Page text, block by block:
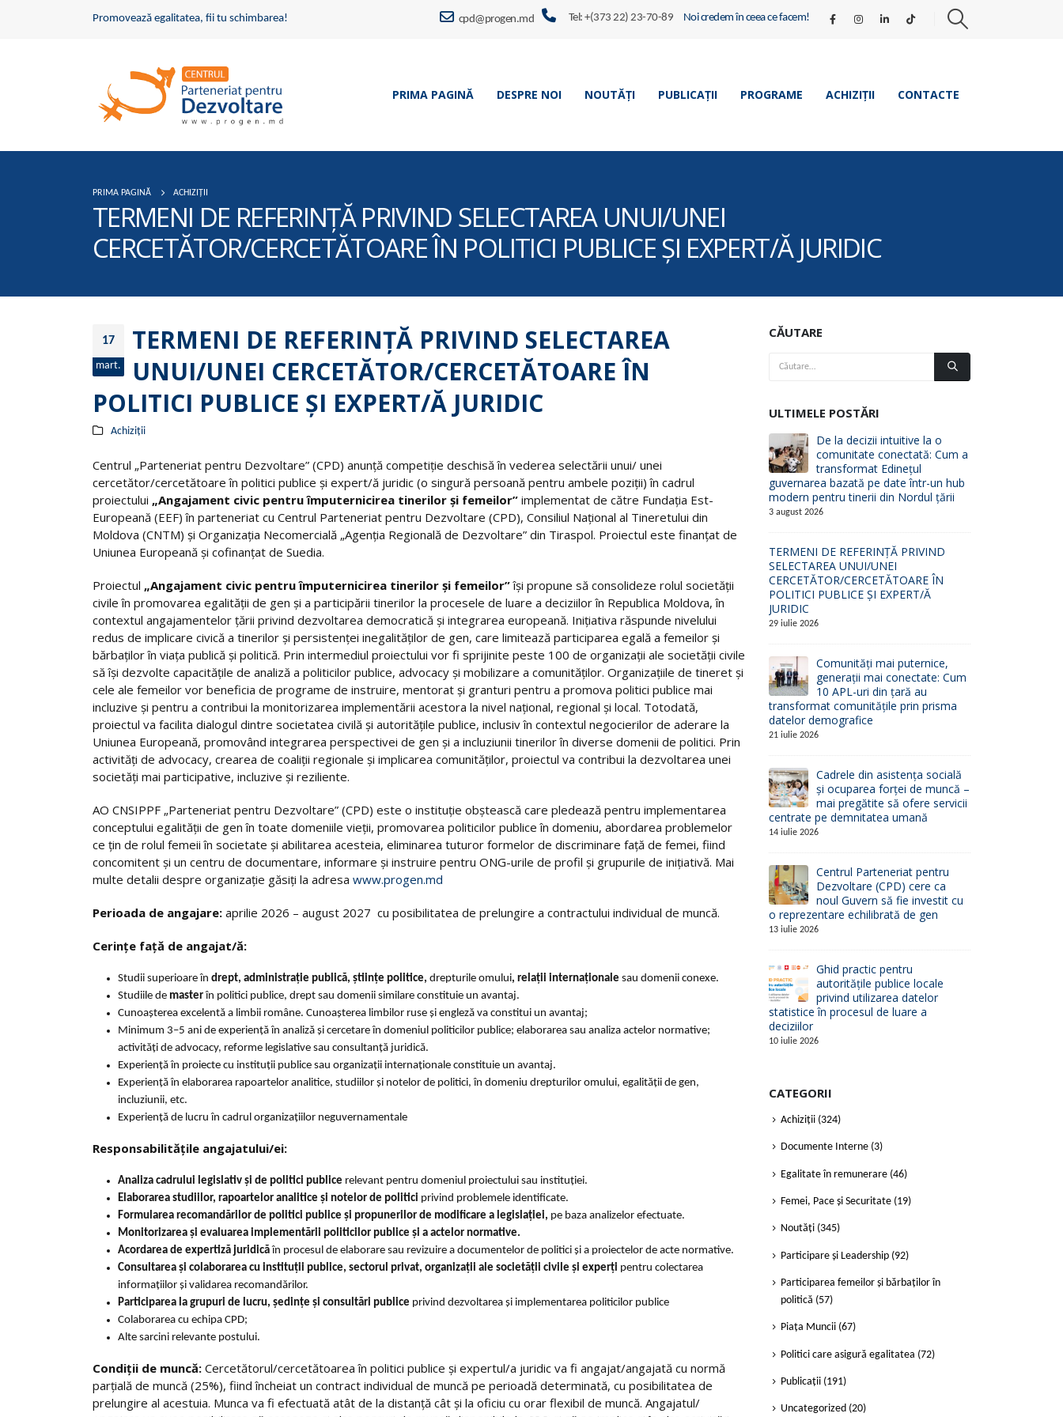
Promovează egalitatea, fii tu schimbarea! cpd@progen.md Tel: +(373 22) 23-70-89 Noi credem în ceea ce facem!
PRIMA PAGINĂ DESPRE NOI NOUTĂȚI PUBLICAȚII PROGRAME ACHIZIȚII CONTACTE
PRIMA PAGINĂ ACHIZIȚII
TERMENI DE REFERINȚĂ PRIVIND SELECTAREA UNUI/UNEI
CERCETĂTOR/CERCETĂTOARE ÎN POLITICI PUBLICE ȘI EXPERT/Ă JURIDIC
17
mart.
TERMENI DE REFERINȚĂ PRIVIND SELECTAREA
UNUI/UNEI CERCETĂTOR/CERCETĂTOARE ÎN
POLITICI PUBLICE ȘI EXPERT/Ă JURIDIC
Achiziții
Centrul „Parteneriat pentru Dezvoltare” (CPD) anunță competiție deschisă în vederea selectării unui/ unei
cercetător/cercetătoare în politici publice și expert/ă juridic (o singură persoană pentru ambele poziții) în cadrul
proiectului „Angajament civic pentru împuternicirea tinerilor și femeilor” implementat de către Fundația Est-
Europeană (EEF) în parteneriat cu Centrul Parteneriat pentru Dezvoltare (CPD), Consiliul Național al Tineretului din
Moldova (CNTM) și Organizația Necomercială „Agenția Regională de Dezvoltare” din Tiraspol. Proiectul este finanțat de
Uniunea Europeană și cofinanțat de Suedia.
Proiectul „Angajament civic pentru împuternicirea tinerilor și femeilor”își propune să consolideze rolul societății
civile în promovarea egalității de gen și a participării tinerilor la procesele de luare a deciziilor în Republica Moldova, în
contextul angajamentelor țării privind dezvoltarea democratică și integrarea europeană. Inițiativa răspunde nivelului
redus de implicare civică a tinerilor și persistenței inegalităților de gen, care limitează participarea egală a femeilor și
bărbaților în viața publică și politică. Prin intermediul proiectului vor fi sprijinite peste 100 de organizații ale societății civile
să își dezvolte capacitățile de analiză a politicilor publice, advocacy și mobilizare a comunităților. Organizațiile de tineret și
cele ale femeilor vor beneficia de programe de instruire, mentorat și granturi pentru a promova politici publice mai
incluzive și pentru a contribui la monitorizarea implementării acestora la nivel național, regional și local. Totodată,
proiectul va facilita dialogul dintre societatea civilă și autoritățile publice, inclusiv în contextul negocierilor de aderare la
Uniunea Europeană, promovând integrarea perspectivei de gen și a incluziunii tinerilor în diverse domenii de politici. Prin
activități de advocacy, crearea de coaliții regionale și implicarea comunităților, proiectul va contribui la dezvoltarea unei
societăți mai participative, incluzive și reziliente.
AO CNSIPPF „Parteneriat pentru Dezvoltare” (CPD) este o instituție obștească care pledează pentru implementarea
conceptului egalității de gen în toate domeniile vieții, promovarea politicilor publice în domeniu, abordarea problemelor
ce ţin de rolul femeii în societate şi abilitarea acesteia, eliminarea tuturor formelor de discriminare faţă de femei, fiind
concomitent şi un centru de documentare, informare şi instruire pentru ONG-urile de profil şi grupurile de inițiativă. Mai
multe detalii despre organizație găsiți la adresa www.progen.md
Perioada de angajare: aprilie 2026 – august 2027 cu posibilitatea de prelungire a contractului individual de muncă.
Cerințe față de angajat/ă:
Studii superioare în drept, administrație publică, științe politice, drepturile omului, relații internaționale sau domenii conexe.
Studiile de masterîn politici publice, drept sau domenii similare constituie un avantaj.
Cunoașterea excelentă a limbii române. Cunoașterea limbilor ruse și engleză va constitui un avantaj;
Minimum 3–5 ani de experiență în analiză și cercetare în domeniul politicilor publice; elaborarea sau analiza actelor normative;
activități de advocacy, reforme legislative sau consultanță juridică.
Experiență în proiecte cu instituții publice sau organizații internaționale constituie un avantaj.
Experiență în elaborarea rapoartelor analitice, studiilor și notelor de politici, în domeniu drepturilor omului, egalității de gen,
incluziunii, etc.
Experiență de lucru în cadrul organizațiilor neguvernamentale
Responsabilitățile angajatului/ei:
Analiza cadrului legislativ și de politici publice relevant pentru domeniul proiectului sau instituției.
Elaborarea studiilor, rapoartelor analitice și notelor de politici privind problemele identificate.
Formularea recomandărilor de politici publice și propunerilor de modificare a legislației, pe baza analizelor efectuate.
Monitorizarea și evaluarea implementării politicilor publice și a actelor normative.
Acordarea de expertiză juridicăîn procesul de elaborare sau revizuire a documentelor de politici și a proiectelor de acte normative.
Consultarea și colaborarea cu instituții publice, sectorul privat, organizații ale societății civile și experți pentru colectarea
informațiilor și validarea recomandărilor.
Participarea la grupuri de lucru, ședințe și consultări publice privind dezvoltarea și implementarea politicilor publice
Colaborarea cu echipa CPD;
Alte sarcini relevante postului.
Condiții de muncă: Cercetătorul/cercetătoarea în politici publice și expertul/a juridic va fi angajat/angajată cu normă
parțială de muncă (25%), fiind încheiat un contract individual de muncă pe perioadă determinată, cu posibilitatea de
prelungire al acestuia. Munca va fi efectuată atât de la distanță cât și la oficiu cu orar flexibil de muncă. Angajatul/
CĂUTARE
ULTIMELE POSTĂRI
De la decizii intuitive la o
comunitate conectată: Cum a
transformat Edinețul
guvernarea bazată pe date într-un hub
modern pentru tinerii din Nordul țării
3 august 2026
TERMENI DE REFERINȚĂ PRIVIND
SELECTAREA UNUI/UNEI
CERCETĂTOR/CERCETĂTOARE ÎN
POLITICI PUBLICE ȘI EXPERT/Ă
JURIDIC
29 iulie 2026
Comunități mai puternice,
generații mai conectate: Cum
10 APL-uri din țară au
transformat comunitățile prin prisma
datelor demografice
21 iulie 2026
Cadrele din asistența socială
și ocuparea forței de muncă –
mai pregătite să ofere servicii
centrate pe demnitatea umană
14 iulie 2026
Centrul Parteneriat pentru
Dezvoltare (CPD) cere ca
noul Guvern să fie investit cu
o reprezentare echilibrată de gen
13 iulie 2026
Ghid practic pentru
autoritățile publice locale
privind utilizarea datelor
statistice în procesul de luare a
deciziilor
10 iulie 2026
CATEGORII
Achiziții (324)
Documente Interne (3)
Egalitate în remunerare (46)
Femei, Pace și Securitate (19)
Noutăți (345)
Participare și Leadership (92)
Participarea femeilor și bărbaților în
politică (57)
Piața Muncii (67)
Politici care asigură egalitatea (72)
Publicații (191)
Uncategorized (20)